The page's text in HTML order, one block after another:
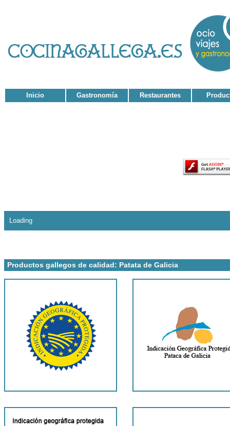
Inicio Gastronomía Restaurantes
Loading
Productos gallegos de calidad: Patata de Galicia